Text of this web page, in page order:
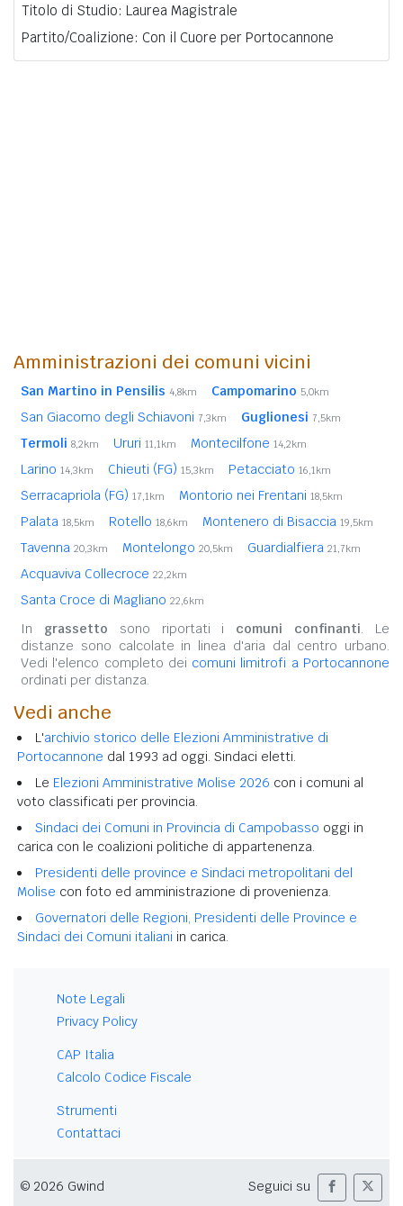
Titolo di Studio: Laurea Magistrale
Partito/Coalizione: Con il Cuore per Portocannone
Amministrazioni dei comuni vicini
San Martino in Pensilis 4,8km Campomarino 5,0km
San Giacomo degli Schiavoni 7,3km Guglionesi 7,5km
Termoli 8,2km Ururi 11,1km Montecilfone 14,2km
Larino 14,3km Chieuti (FG) 15,3km Petacciato 16,1km
Serracapriola (FG) 17,1km Montorio nei Frentani 18,5km
Palata 18,5km Rotello 18,6km Montenero di Bisaccia 19,5km
Tavenna 20,3km Montelongo 20,5km Guardialfiera 21,7km
Acquaviva Collecroce 22,2km
Santa Croce di Magliano 22,6km
In grassetto sono riportati i comuni confinanti. Le
distanze sono calcolate in linea d'aria dal centro urbano.
Vedi l'elenco completo dei comuni limitrofi a Portocannone
ordinati per distanza.
Vedi anche
L'archivio storico delle Elezioni Amministrative di
Portocannone dal 1993 ad oggi. Sindaci eletti.
Le Elezioni Amministrative Molise 2026 con i comuni al
voto classificati per provincia.
Sindaci dei Comuni in Provincia di Campobasso oggi in
carica con le coalizioni politiche di appartenenza.
Presidenti delle province e Sindaci metropolitani del
Molise con foto ed amministrazione di provenienza.
Governatori delle Regioni, Presidenti delle Province e
Sindaci dei Comuni italiani in carica.
Note Legali
Privacy Policy
CAP Italia
Calcolo Codice Fiscale
Strumenti
Contattaci
© 2026 Gwind Seguici su